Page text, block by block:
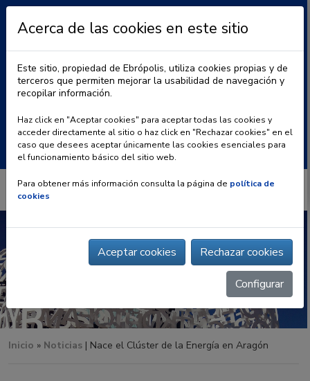
BLOG | CONTACTO
Buscar:
Inicio » Noticias | Nace el Clúster de la Energía en Aragón
Acerca de las cookies en este sitio
Este sitio, propiedad de Ebrópolis, utiliza cookies propias y de
terceros que permiten mejorar la usabilidad de navegación y
recopilar información.
Haz click en "Aceptar cookies" para aceptar todas las cookies y
acceder directamente al sitio o haz click en "Rechazar cookies" en el
caso que desees aceptar únicamente las cookies esenciales para
el funcionamiento básico del sitio web.
Para obtener más información consulta la página de política de
cookies
Aceptar cookies Rechazar cookies
Configurar